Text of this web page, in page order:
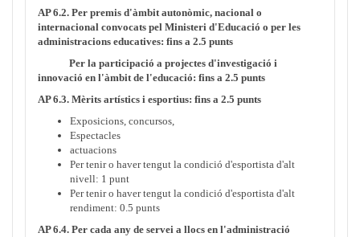
AP 6.2. Per premis d'àmbit autonòmic, nacional o
internacional convocats pel Ministeri d'Educació o per les
administracions educatives: fins a 2.5 punts
Per la participació a projectes d'investigació i
innovació en l'àmbit de l'educació: fins a 2.5 punts
AP 6.3. Mèrits artístics i esportius: fins a 2.5 punts
Exposicions, concursos,
Espectacles
actuacions
Per tenir o haver tengut la condició d'esportista d'alt
nivell: 1 punt
Per tenir o haver tengut la condició d'esportista d'alt
rendiment: 0.5 punts
AP 6.4. Per cada any de servei a llocs en l'administració